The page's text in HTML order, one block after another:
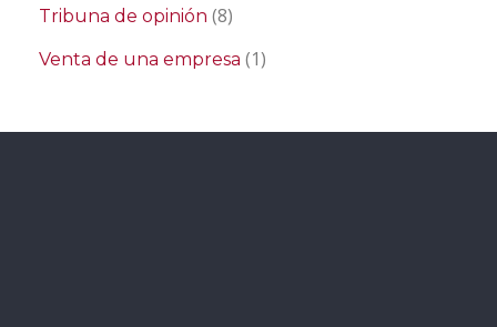
Tribuna de opinión (8)
Venta de una empresa (1)